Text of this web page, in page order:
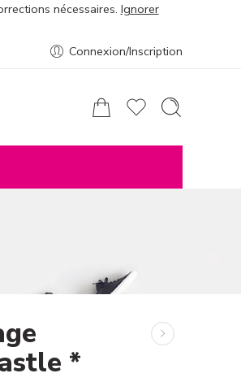
nécessaires. Ignorer
Connexion/Inscription
*